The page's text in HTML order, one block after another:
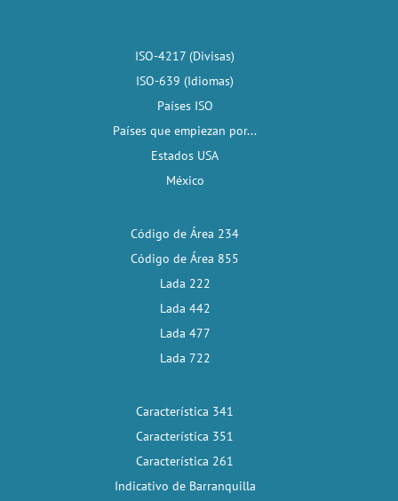
ISO-4217 (Divisas)
ISO-639 (Idiomas)
Países ISO
Países que empiezan por...
Estados USA
México
Código de Área 234
Código de Área 855
Lada 222
Lada 442
Lada 477
Lada 722
Característica 341
Característica 351
Característica 261
Indicativo de Barranquilla